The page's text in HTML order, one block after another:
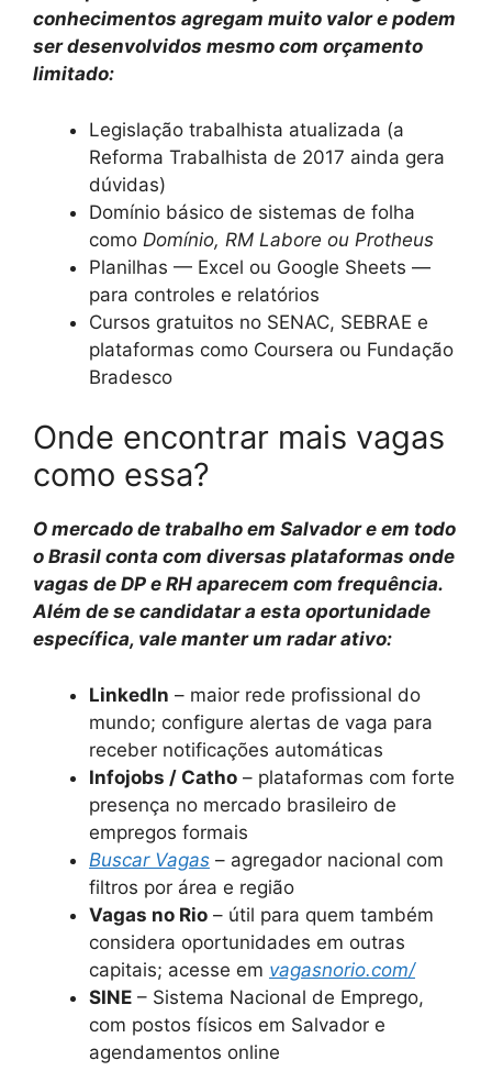
conhecimentos agregam muito valor e podem
ser desenvolvidos mesmo com orçamento
limitado:
Legislação trabalhista atualizada (a
Reforma Trabalhista de 2017 ainda gera
dúvidas)
Domínio básico de sistemas de folha
como Domínio, RM Labore ou Protheus
Planilhas — Excel ou Google Sheets —
para controles e relatórios
Cursos gratuitos no SENAC, SEBRAE e
plataformas como Coursera ou Fundação
Bradesco
Onde encontrar mais vagas
como essa?
O mercado de trabalho em Salvador e em todo
o Brasil conta com diversas plataformas onde
vagas de DP e RH aparecem com frequência.
Além de se candidatar a esta oportunidade
específica, vale manter um radar ativo:
LinkedIn – maior rede profissional do
mundo; configure alertas de vaga para
receber notificações automáticas
Infojobs / Catho – plataformas com forte
presença no mercado brasileiro de
empregos formais
Buscar Vagas – agregador nacional com
filtros por área e região
Vagas no Rio – útil para quem também
considera oportunidades em outras
capitais; acesse em vagasnorio.com/
SINE – Sistema Nacional de Emprego,
com postos físicos em Salvador e
agendamentos online